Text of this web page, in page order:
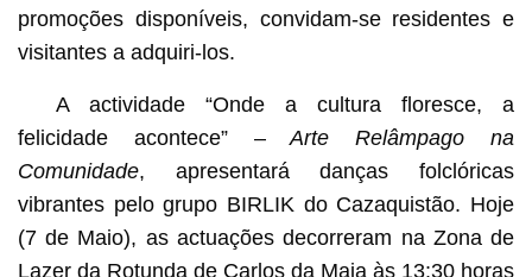
promoções disponíveis, convidam-se residentes e
visitantes a adquiri-los.
A actividade “Onde a cultura floresce, a
felicidade acontece” –Arte Relâmpago na
Comunidade, apresentará danças folclóricas
vibrantes pelo grupo BIRLIK do Cazaquistão. Hoje
(7 de Maio), as actuações decorreram na Zona de
Lazer da Rotunda de Carlos da Maia às 13:30 horas